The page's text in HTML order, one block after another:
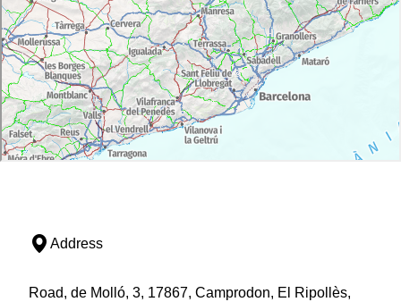
Address
Road, de Molló, 3, 17867, Camprodon, El Ripollès,